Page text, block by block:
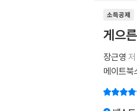
소득공제
게으
장근영 저
메이트북